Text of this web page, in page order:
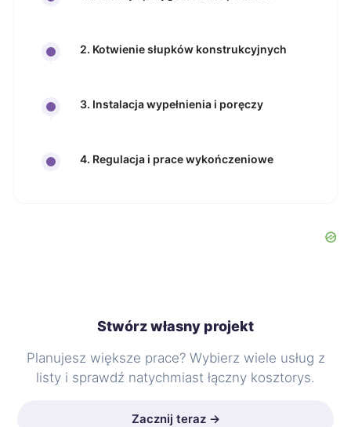
2. Kotwienie słupków konstrukcyjnych
3. Instalacja wypełnienia i poręczy
4. Regulacja i prace wykończeniowe
Stwórz własny projekt
Planujesz większe prace? Wybierz wiele usług z
listy i sprawdź natychmiast łączny kosztorys.
Zacznij teraz →